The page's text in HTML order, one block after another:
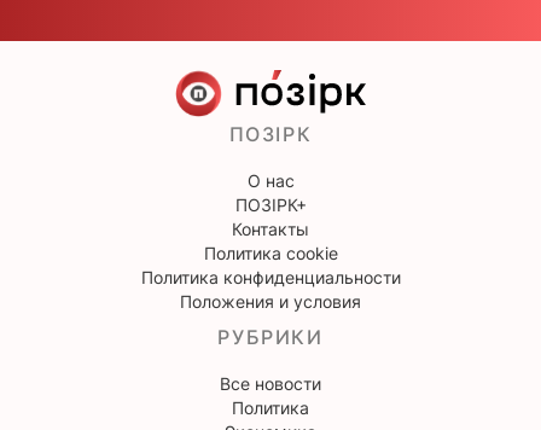
ПОЗІРК
О нас
ПОЗІРК+
Контакты
Политика cookie
Политика конфиденциальности
Положения и условия
РУБРИКИ
Все новости
Политика